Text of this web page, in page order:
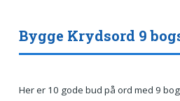
Bygge Krydsord 9
Her er 10 gode bud på ord med 9